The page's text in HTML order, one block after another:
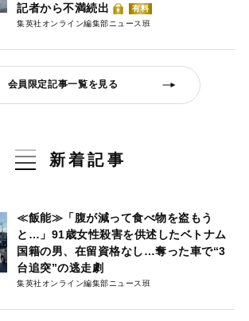
記者から不満続出
有料
集英社オンライン編集部ニュース班
会員限定記事一覧を見る
新着記事
≪飯能≫「腹が減って食べ物を盗もう
と…」91歳女性殺害を供述したベトナム
国籍の男、在留資格なし…奪った車で“3
台追突”の逃走劇
集英社オンライン編集部ニュース班